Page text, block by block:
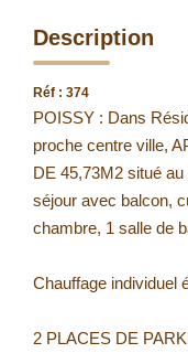
Description
Réf : 374
POISSY : Dans
proche centre ville,
DE 45,73M2 situé
séjour avec balcon,
chambre, 1 salle de
Chauffage individuel
2 PLACES DE